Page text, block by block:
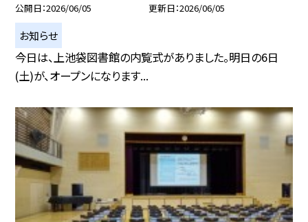
公開日 2026/06/05 更新日 2026/06/05
お知らせ
今日は、上池袋図書館の内覧式がありました。明日の6日
(土)が、オープンになります...